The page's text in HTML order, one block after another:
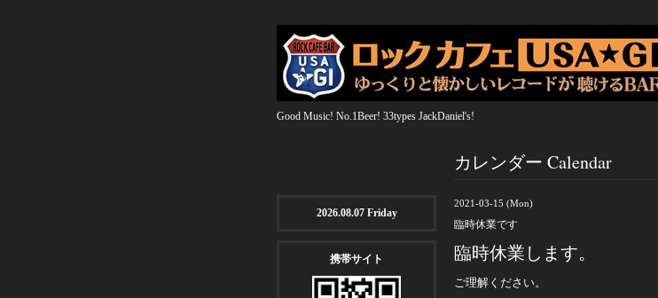
Good Music! No.1Beer! 33types JackDaniel's!
カレンダー Calendar
2021-03-15 (Mon)
臨時休業です
臨時休業します。
ご理解ください。
2026.08.07 Friday
携帯サイト